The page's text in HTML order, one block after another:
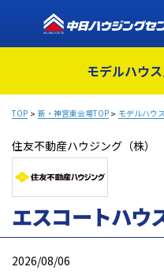
モデルハウ
TOP 新・神宮東会場TOP モデルハウ
住友不動産ハウジング（株）
エスコートハウ
2026/08/06